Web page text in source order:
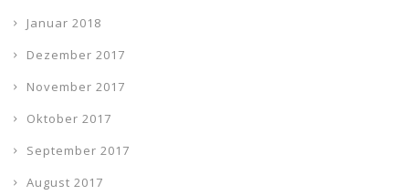
Januar 2018
Dezember 2017
November 2017
Oktober 2017
September 2017
August 2017